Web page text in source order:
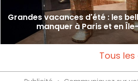
Grandes vacances d'été : les
manquer à Paris et en
Tous les